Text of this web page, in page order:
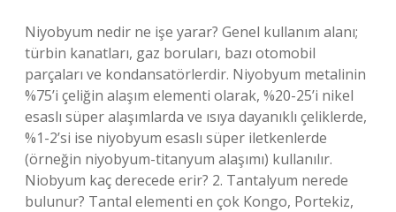
Niyobyum nedir ne işe yarar? Genel kullanım alanı;
türbin kanatları, gaz boruları, bazı otomobil
parçaları ve kondansatörlerdir. Niyobyum metalinin
%75’i çeliğin alaşım elementi olarak, %20-25’i nikel
esaslı süper alaşımlarda ve ısıya dayanıklı çeliklerde,
%1-2’si ise niyobyum esaslı süper iletkenlerde
(örneğin niyobyum-titanyum alaşımı) kullanılır.
Niobyum kaç derecede erir? 2. Tantalyum nerede
bulunur? Tantal elementi en çok Kongo, Portekiz,